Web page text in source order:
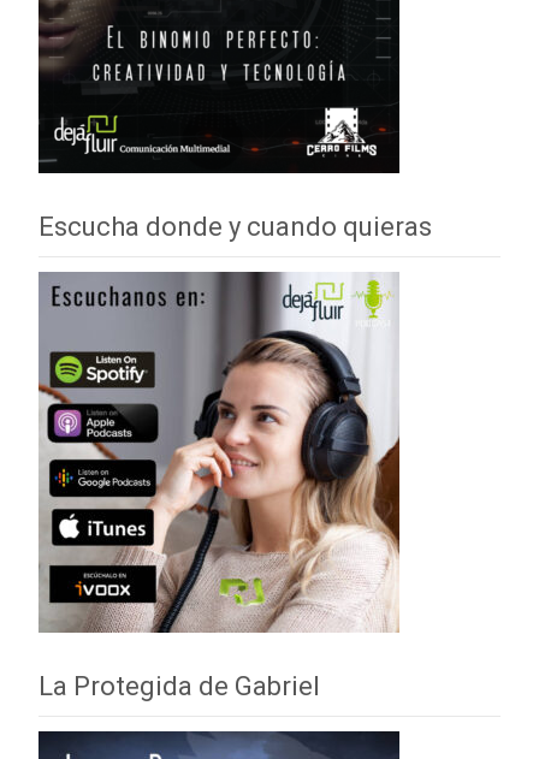
Escucha donde y cuando quieras
La Protegida de Gabriel